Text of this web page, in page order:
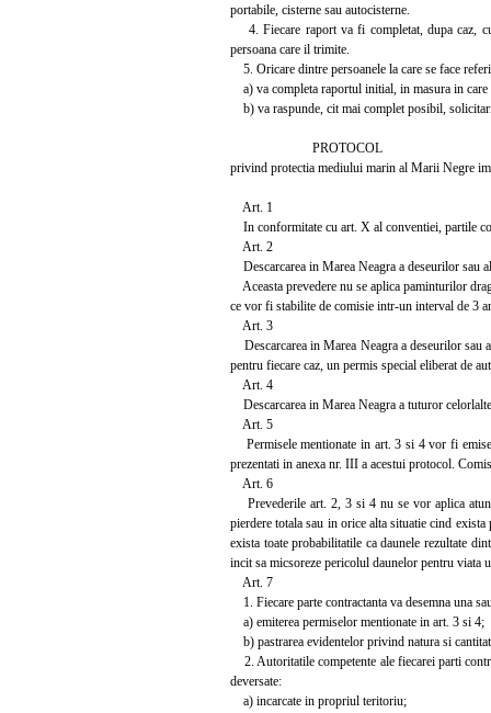
portabile, cisterne sau autocisterne.
4. Fiecare raport va fi completat, dupa caz, cu
persoana care il trimite.
5. Oricare dintre persoanele la care se face
a) va completa raportul initial, in masura in
b) va raspunde, cit mai complet posibil,
PROTOCOL
privind protectia mediului marin al Marii Negre
Art. 1
In conformitate cu art. X al conventiei, partile
Art. 2
Descarcarea in Marea Neagra a deseurilor sau
Aceasta prevedere nu se aplica paminturilor
ce vor fi stabilite de comisie intr-un interval de 3
Art. 3
Descarcarea in Marea Neagra a deseurilor sau
pentru fiecare caz, un permis special eliberat de
Art. 4
Descarcarea in Marea Neagra a tuturor
Art. 5
Permisele mentionate in art. 3 si 4 vor fi emise
prezentati in anexa nr. III a acestui protocol.
Art. 6
Prevederile art. 2, 3 si 4 nu se vor aplica
pierdere totala sau in orice alta situatie cind
exista toate probabilitatile ca daunele rezultate
incit sa micsoreze pericolul daunelor pentru viata
Art. 7
1. Fiecare parte contractanta va desemna una
a) emiterea permiselor mentionate in art. 3 si 4;
b) pastrarea evidentelor privind natura si
2. Autoritatile competente ale fiecarei parti
deversate:
a) incarcate in propriul teritoriu;